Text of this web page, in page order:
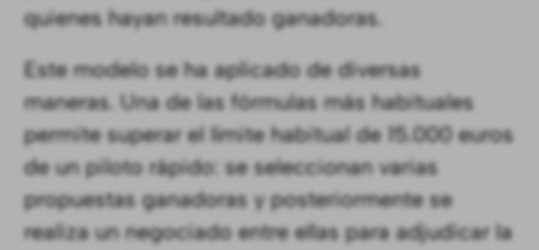
quienes hayan resultado ganadoras.
Este modelo se ha aplicado de diversas
maneras. Una de las fórmulas más habituales
permite superar el límite habitual de 15.000 euros
de un piloto rápido: se seleccionan varias
propuestas ganadoras y posteriormente se
realiza un negociado entre ellas para adjudicar la